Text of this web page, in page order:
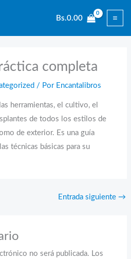
Bs.0.00
completa
/ Por Encantalibros
herramientas, el cultivo, el
de todos los estilos de
de exterior. Es una guía
técnicas básicas para su
Entrada siguiente →
no será publicada. Los